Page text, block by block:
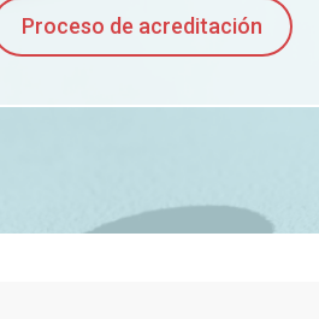
Proceso de acreditación